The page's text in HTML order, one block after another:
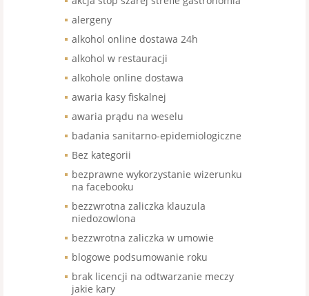
alergeny
alkohol online dostawa 24h
alkohol w restauracji
alkohole online dostawa
awaria kasy fiskalnej
awaria prądu na weselu
badania sanitarno-epidemiologiczne
Bez kategorii
bezprawne wykorzystanie wizerunku
na facebooku
bezzwrotna zaliczka klauzula
niedozowlona
bezzwrotna zaliczka w umowie
blogowe podsumowanie roku
brak licencji na odtwarzanie meczy
jakie kary